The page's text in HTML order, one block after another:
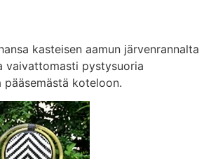
kasteisen aamun järvenrannalta
vaivattomasti pystysuoria
koteloon.